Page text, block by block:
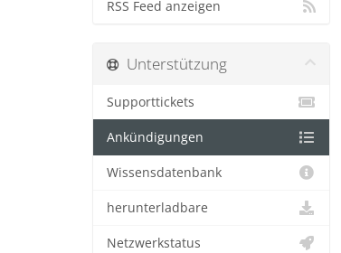
RSS Feed anzeigen
Unterstützung
Supporttickets
Ankündigungen
Wissensdatenbank
herunterladbare
Netzwerkstatus